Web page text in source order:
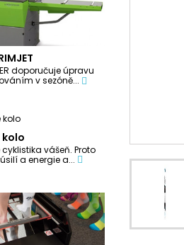
doporučuje úpravu
v sezóně...
kolo
cyklistika vášeň. Proto
a energie a...